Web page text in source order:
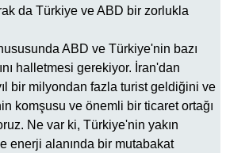
da Türkiye ve ABD bir zorlukla
ABD ve Türkiye'nin bazı
halletmesi gerekiyor. İran'dan
bir milyondan fazla turist geldiğini ve
komşusu ve önemli bir ticaret ortağı
Ne var ki, Türkiye'nin yakın
enerji alanında bir mutabakat